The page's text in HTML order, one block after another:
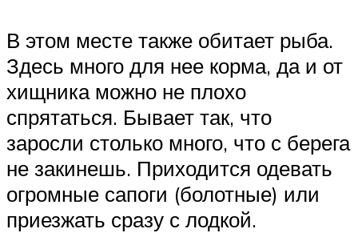
В этом месте также обитает рыба.
Здесь много для нее корма, да и от
хищника можно не плохо
спрятаться. Бывает так, что
заросли столько много, что с берега
не закинешь. Приходится одевать
огромные сапоги (болотные) или
приезжать сразу с лодкой.